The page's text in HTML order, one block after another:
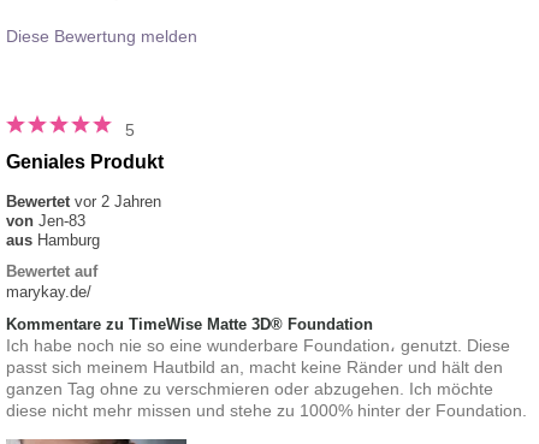
Diese Bewertung melden
5
Geniales Produkt
Bewertet vor 2 Jahren
von Jen-83
aus Hamburg
Bewertet auf
marykay.de/
Kommentare zu TimeWise Matte 3D® Foundation
Ich habe noch nie so eine wunderbare Foundation، genutzt. Diese
passt sich meinem Hautbild an, macht keine Ränder und hält den
ganzen Tag ohne zu verschmieren oder abzugehen. Ich möchte
diese nicht mehr missen und stehe zu 1000% hinter der Foundation.